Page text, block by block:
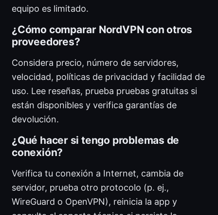
equipo es limitado.
¿Cómo comparar NordVPN con otros
proveedores?
Considera precio, número de servidores,
velocidad, políticas de privacidad y facilidad de
uso. Lee reseñas, prueba pruebas gratuitas si
están disponibles y verifica garantías de
devolución.
¿Qué hacer si tengo problemas de
conexión?
Verifica tu conexión a Internet, cambia de
servidor, prueba otro protocolo (p. ej.,
WireGuard o OpenVPN), reinicia la app y